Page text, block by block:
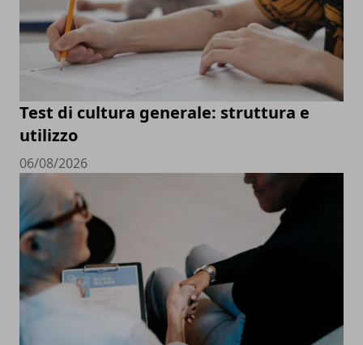
Test di cultura generale: struttura e
utilizzo
06/08/2026